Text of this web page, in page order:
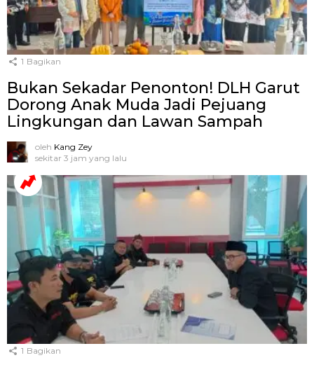
1 Bagikan
Bukan Sekadar Penonton! DLH Garut
Dorong Anak Muda Jadi Pejuang
Lingkungan dan Lawan Sampah
oleh Kang Zey
sekitar 3 jam yang lalu
1 Bagikan